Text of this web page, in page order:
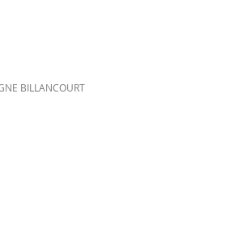
BILLANCOURT